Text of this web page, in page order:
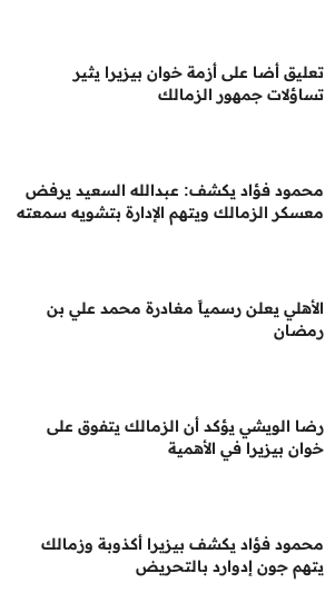
تعليق أضا على أزمة خوان بيزيرا يثير
تساؤلات جمهور الزمالك
محمود فؤاد يكشف: عبدالله السعيد يرفض
معسكر الزمالك ويتهم الإدارة بتشويه سمعته
الأهلي يعلن رسمياً مغادرة محمد علي بن
رمضان
رضا الويشي يؤكد أن الزمالك يتفوق على
خوان بيزيرا في الأهمية
محمود فؤاد يكشف بيزيرا أكذوبة وزمالك
يتهم جون إدوارد بالتحريض